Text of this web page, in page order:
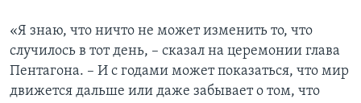
«Я знаю, что ничто не может изменить то, что
случилось в тот день, – сказал на церемонии глава
Пентагона. – И с годами может показаться, что мир
движется дальше или даже забывает о том, что